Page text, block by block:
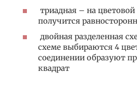
триадная – на
получится
двойная разделенная
схеме выбираются 4
соединении образуют
квадрат